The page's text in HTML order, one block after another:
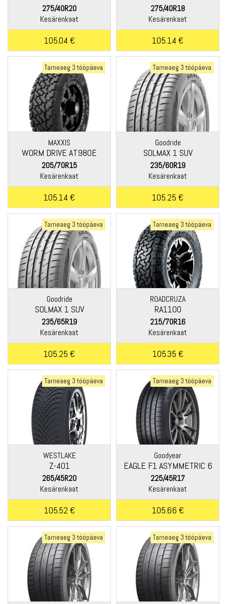
275/40R20
Kesärenkaat
105.04 €
275/40R18
Kesärenkaat
105.14 €
Tarneaeg 3 tööpäeva
MAXXIS
WORM DRIVE AT980E
205/70R15
Kesärenkaat
105.14 €
Tarneaeg 3 tööpäeva
Goodride
SOLMAX 1 SUV
235/60R19
Kesärenkaat
105.25 €
Tarneaeg 3 tööpäeva
Goodride
SOLMAX 1 SUV
235/65R19
Kesärenkaat
105.25 €
Tarneaeg 3 tööpäeva
ROADCRUZA
RA1100
215/70R16
Kesärenkaat
105.35 €
Tarneaeg 3 tööpäeva
WESTLAKE
Z-401
265/45R20
Kesärenkaat
105.52 €
Tarneaeg 3 tööpäeva
Goodyear
EAGLE F1 ASYMMETRIC 6
225/45R17
Kesärenkaat
105.66 €
Tarneaeg 3 tööpäeva Tarneaeg 3 tööpäeva